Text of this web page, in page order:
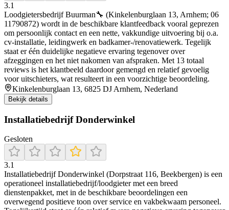
3.1
Loodgietersbedrijf Buurman🔧 (Kinkelenburglaan 13, Arnhem; 06
11790872) wordt in de beschikbare klantfeedback vooral geprezen
om persoonlijk contact en een nette, vakkundige uitvoering bij o.a.
cv-installatie, leidingwerk en badkamer-/renovatiewerk. Tegelijk
staat er één duidelijke negatieve ervaring tegenover over
afzeggingen en het niet nakomen van afspraken. Met 13 totaal
reviews is het klantbeeld daardoor gemengd en relatief gevoelig
voor uitschieters, wat resulteert in een voorzichtige beoordeling.
Kinkelenburglaan 13, 6825 DJ Arnhem, Nederland
Bekijk details
Installatiebedrijf Donderwinkel
Gesloten
3.1
Installatiebedrijf Donderwinkel (Dorpstraat 116, Beekbergen) is een
operationeel installatiebedrijf/loodgieter met een breed
dienstenpakket, met in de beschikbare beoordelingen een
overwegend positieve toon over service en vakbekwaam personeel.